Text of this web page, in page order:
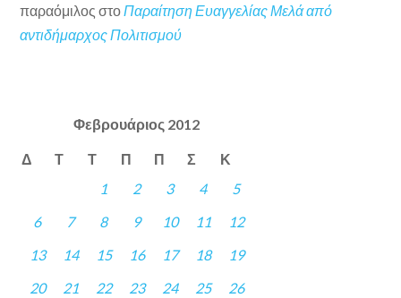
παραόμιλος στο Παραίτηση Ευαγγελίας Μελά από
αντιδήμαρχος Πολιτισμού
Φεβρουάριος 2012
Δ Τ Τ Π Π Σ Κ
1 2 3 4
5
6
7 8 9 10 11
12
13
14 15 16 17 18
19
20
21 22 23 24 25
26